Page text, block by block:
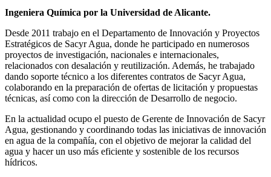
Ingeniera Química por la Universidad de Alicante.
Desde 2011 trabajo en el Departamento de Innovación y Proyectos
Estratégicos de Sacyr Agua, donde he participado en numerosos
proyectos de investigación, nacionales e internacionales,
relacionados con desalación y reutilización. Además, he trabajado
dando soporte técnico a los diferentes contratos de Sacyr Agua,
colaborando en la preparación de ofertas de licitación y propuestas
técnicas, así como con la dirección de Desarrollo de negocio.
En la actualidad ocupo el puesto de Gerente de Innovación de Sacyr
Agua, gestionando y coordinando todas las iniciativas de innovación
en agua de la compañía, con el objetivo de mejorar la calidad del
agua y hacer un uso más eficiente y sostenible de los recursos
hídricos.